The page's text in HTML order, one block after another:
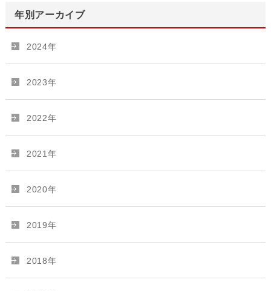
年別アーカイブ
2024年
2023年
2022年
2021年
2020年
2019年
2018年